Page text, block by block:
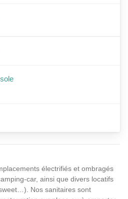
électrifiés et ombragés
car, ainsi que divers locatifs
Nos sanitaires sont